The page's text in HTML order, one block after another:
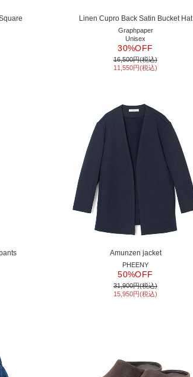
Linen Cupro Back Satin Bucket Hat
Graphpaper
Unisex
30%OFF
16,500円(税込)
11,550円(税込)
Amunzen jacket
PHEENY
50%OFF
31,900円(税込)
15,950円(税込)